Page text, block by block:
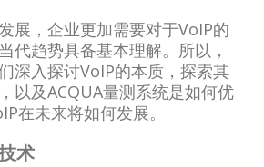
展，企业更加需要对于VoIP的
代趋势具备基本理解。所以，
深入探讨VoIP的本质，探索其
以及ACQUA量测系统是如何优
在未来将如何发展。
术